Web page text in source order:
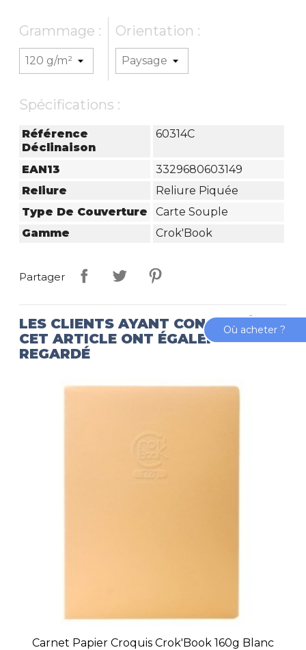
Grammage : Orientation :
Spécifications :
Référence
Déclinaison
60314C
EAN13
3329680603149
Reliure
Reliure Piquée
Type De Couverture
Carte Souple
Gamme
Crok'Book
Partager
LES CLIENTS AYANT CONSULTÉ
CET ARTICLE ONT ÉGALEMENT
REGARDÉ
Carnet Papier Croquis Crok'Book 160g Blanc
Où acheter ?